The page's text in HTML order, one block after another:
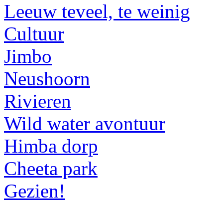
Leeuw teveel, te weinig
Cultuur
Jimbo
Neushoorn
Rivieren
Wild water avontuur
Himba dorp
Cheeta park
Gezien!